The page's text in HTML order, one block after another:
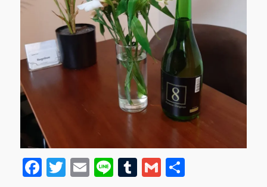
F
T
E
Li T
G